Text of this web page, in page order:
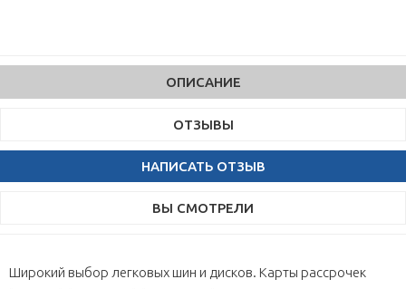
ОПИСАНИЕ
ОТЗЫВЫ
НАПИСАТЬ ОТЗЫВ
ВЫ СМОТРЕЛИ
Широкий выбор легковых шин и дисков. Карты рассрочек